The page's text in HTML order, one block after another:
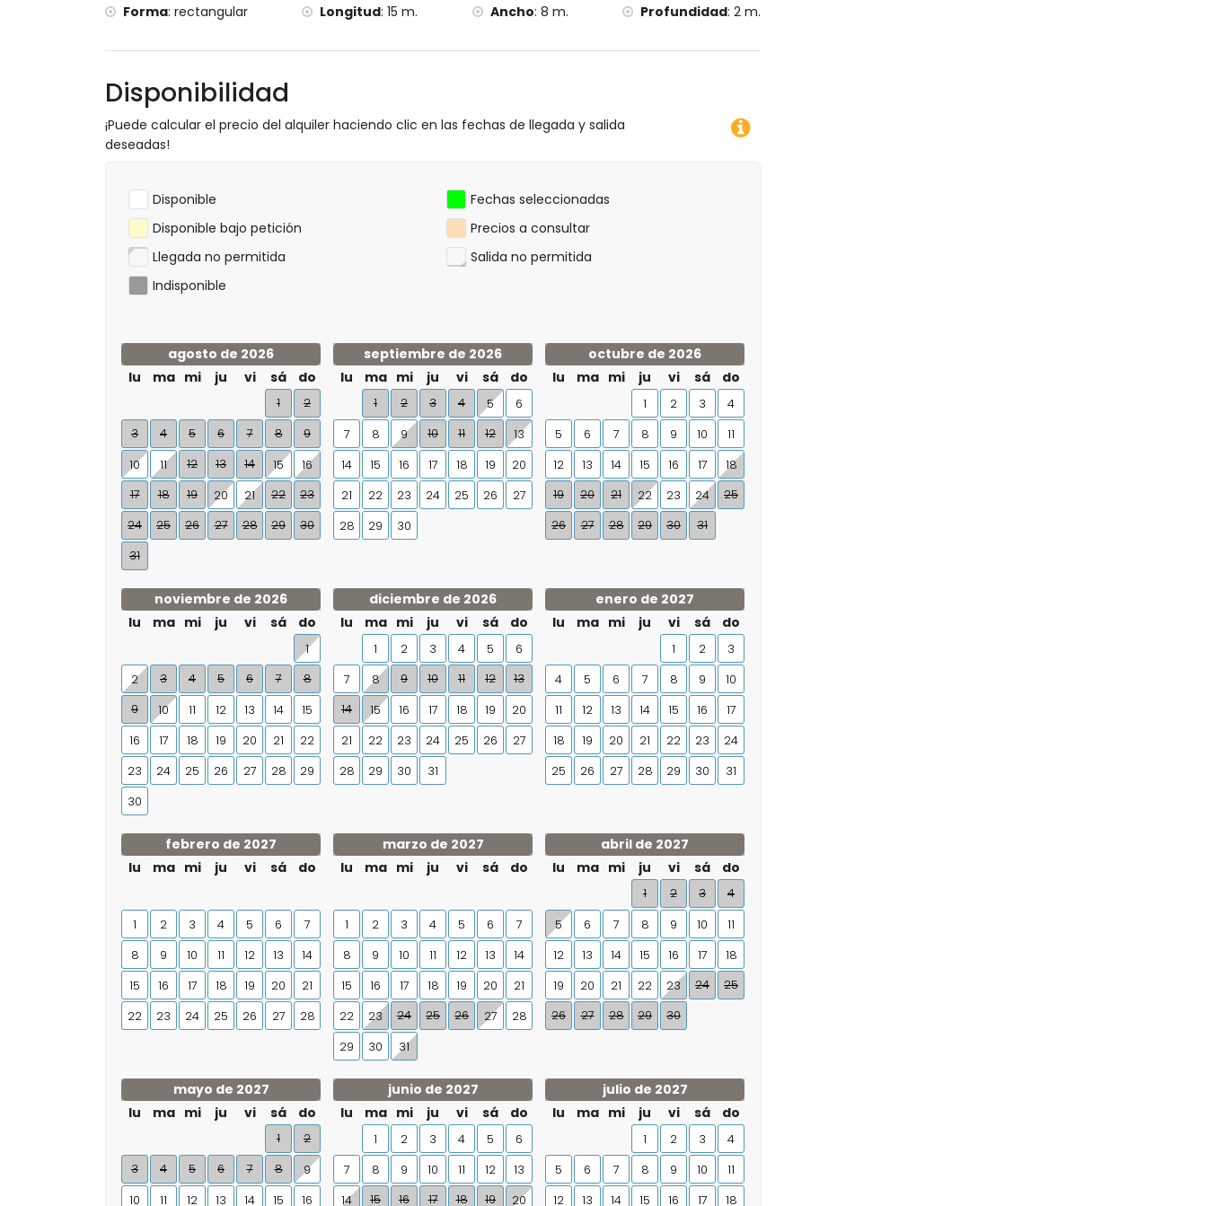
Forma: rectangular Longitud:15 m. Ancho: 8 m. Profundidad: 2 m.
Disponibilidad
¡Puede calcular el precio del alquiler haciendo clic en las fechas de llegada y salida
deseadas!
Disponible
Fechas seleccionadas
Disponible bajo petición
Precios a consultar
Llegada no permitida
Salida no permitida
Indisponible
agosto de 2026
lu
ma mi ju vi sá do
1
2
3
4 5 6 7 8 9
10 11 12 13 14 15
16
17
18 19 20 21 22
23
24
25 26 27 28 29
30
31
septiembre de 2026
lu
ma mi ju vi sá do
1 2 3 4 5
6
7
8 9 10 11 12
13
14
15 16 17 18 19
20
21
22 23 24 25 26
27
28
29 30
octubre de 2026
lu
ma mi ju vi sá do
1 2 3
4
5
6 7 8 9 10
11
12
13 14 15 16 17
18
19
20 21 22 23 24
25
26
27 28 29 30 31
noviembre de 2026
lu
ma mi ju vi sá do
1
2
3 4 5 6 7
8
9
10 11 12 13 14
15
16
17 18 19 20 21
22
23
24 25 26 27 28
29
30
diciembre de 2026
lu
ma mi ju vi sá do
1 2 3 4 5
6
7
8 9 10 11 12
13
14
15 16 17 18 19
20
21
22 23 24 25 26
27
28
29 30 31
enero de 2027
lu
ma mi ju vi sá do
1 2
3
4
5 6 7 8 9
10
11
12 13 14 15 16
17
18
19 20 21 22 23
24
25
26 27 28 29 30 31
febrero de 2027
lu
ma mi ju vi sá do
1 2 3 4 5 6
7
8
9 10 11 12 13
14
15
16 17 18 19 20
21
22
23 24 25 26 27 28
marzo de 2027
lu
ma mi ju vi sá do
1 2 3 4 5 6
7
8
9 10 11 12 13
14
15
16 17 18 19 20
21
22
23 24 25 26 27
28
29
30 31
abril de 2027
lu
ma mi ju vi sá do
1 2 3 4
5 6 7 8 9 10
11
12
13 14 15 16 17
18
19
20 21 22 23 24
25
26
27 28 29 30
mayo de 2027
lu
ma mi ju vi sá do
1
2
3
4 5 6 7 8
9
10
11 12 13 14 15 16
junio de 2027
lu
ma mi ju vi sá do
1 2 3 4 5
6
7
8 9 10 11 12
13
14
15 16 17 18 19 20
julio de 2027
lu
ma mi ju vi sá do
1 2 3
4
5
6 7 8 9 10
11
12
13 14 15 16 17 18